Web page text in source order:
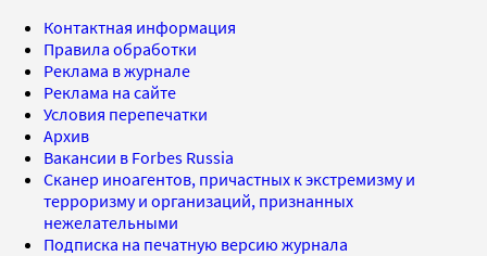
Контактная информация
Правила обработки
Реклама в журнале
Реклама на сайте
Условия перепечатки
Архив
Вакансии в Forbes Russia
Сканер иноагентов, причастных к экстремизму и
терроризму и организаций, признанных
нежелательными
Подписка на печатную версию журнала